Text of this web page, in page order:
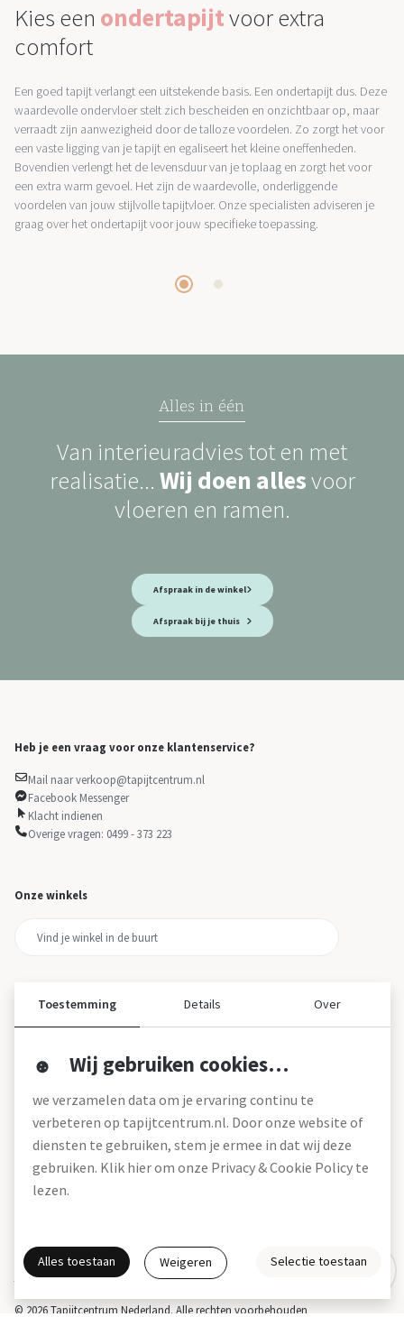
Kies een ondertapijtvoor extra
comfort
Een goed tapijt verlangt een uitstekende basis. Een ondertapijt dus. Deze
waardevolle ondervloer stelt zich bescheiden en onzichtbaar op, maar
verraadt zijn aanwezigheid door de talloze voordelen. Zo zorgt het voor
een vaste ligging van je tapijt en egaliseert het kleine oneffenheden.
Bovendien verlengt het de levensduur van je toplaag en zorgt het voor
een extra warm gevoel. Het zijn de waardevolle, onderliggende
voordelen van jouw stijlvolle tapijtvloer. Onze specialisten adviseren je
graag over het ondertapijt voor jouw specifieke toepassing.
Alles in één
Van interieuradvies tot en met
realisatie... Wij doen allesvoor
vloeren en ramen.
Afspraak in de winkel
Afspraak bij je thuis
Heb je een vraag voor onze klantenservice?
Mail naar verkoop@tapijtcentrum.nl
Facebook Messenger
Klacht indienen
Overige vragen: 0499 - 373 223
Onze winkels
Over tapijtcentrum
Werken bij
Montageservice
Blog
© 2026 Tapijtcentrum Nederland. Alle rechten voorbehouden
Actie- en betalingsvoorwaarden * Disclaimer
Gratis interieuradvies
Toestemming Details Over
Wij gebruiken cookies…
we verzamelen data om je ervaring continu te
verbeteren op tapijtcentrum.nl. Door onze website of
diensten te gebruiken, stem je ermee in dat wij deze
gebruiken. Klik hier om onze Privacy & Cookie Policy te
lezen.
Alles toestaan Weigeren Selectie toestaan